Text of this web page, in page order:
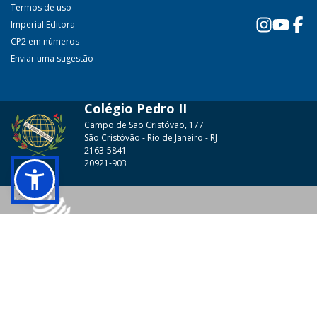
Termos de uso
Imperial Editora
CP2 em números
Enviar uma sugestão
Colégio Pedro II
Campo de São Cristóvão, 177
São Cristóvão - Rio de Janeiro - RJ
2163-5841
20921-903